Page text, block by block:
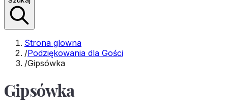
Strona glowna
/Podziękowania dla Gości
/Gipsówka
Gipsówka